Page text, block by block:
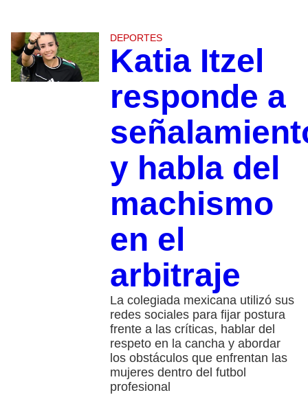
DEPORTES
Katia Itzel
responde a
y habla del
machismo
en el
arbitraje
La colegiada mexicana utilizó sus
redes sociales para fijar postura
frente a las críticas, hablar del
respeto en la cancha y abordar
los obstáculos que enfrentan las
mujeres dentro del futbol
profesional